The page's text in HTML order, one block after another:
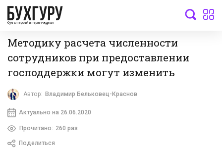
бухгалтерский интернет-журнал
Методику расчета численности
сотрудников при предоставлении
господдержки могут изменить
Автор: Владимир Бельковец-Краснов
Актуально на 26.06.2020
Прочитано: 260 раз
Поделиться